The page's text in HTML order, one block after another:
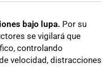
bajo lupa. Por su
se vigilará que
controlando
velocidad, distracciones